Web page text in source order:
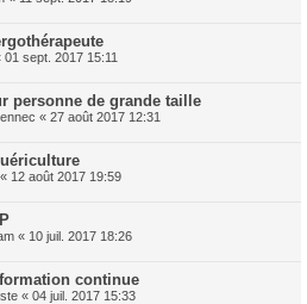
01 sept. 2017 15:11
personne de grande taille
« 27 août 2017 12:31
« 12 août 2017 19:59
« 10 juil. 2017 18:26
continue
« 04 juil. 2017 15:33